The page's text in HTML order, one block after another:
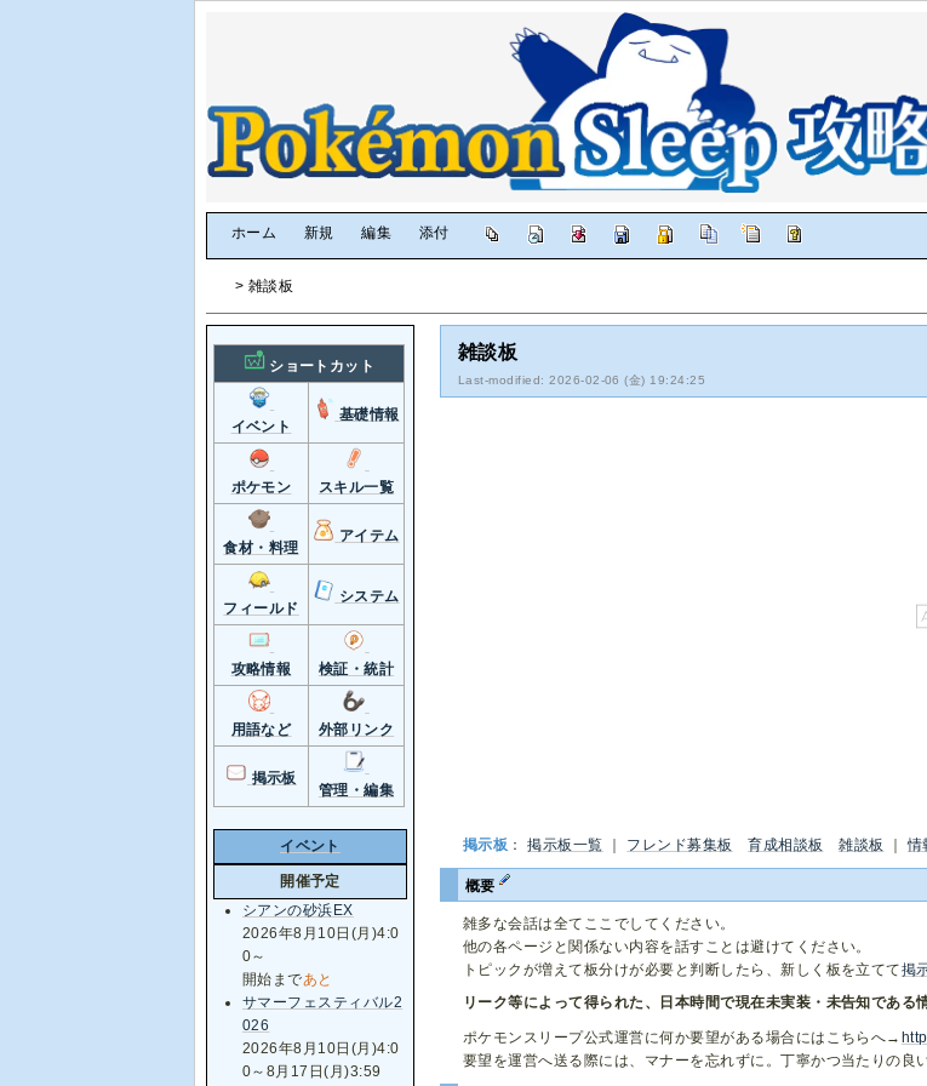
ホーム 新規 編集 添付
> 雑談板
雑談板
Last-modified: 2026-02-06 (金) 19:24:25
掲示板 ：掲示板一覧 フレンド募集板 育成相談板 雑談板 ｜情
概要
雑多な会話は全てここでしてください。
他の各ページと関係ない内容を話すことは避けてください。
トピックが増えて板分けが必要と判断したら、新しく板を立てて掲
リーク等によって得られた、日本時間で現在未実装・未告知である
ポケモンスリープ公式運営に何か要望がある場合にはこちらへ→
要望を運営へ送る際には、マナーを忘れずに。丁寧かつ当たりの良
ショートカット
イベント
基礎情報
ポケモン スキル一覧
食材・料理
アイテム
フィールド
システム
攻略情報 検証・統計
用語など 外部リンク
掲示板
管理・編集
イベント
開催予定
シアンの砂浜EX
2026年8月10日(月)4:0
0～
開始まであと
サマーフェスティバル2
026
2026年8月10日(月)4:0
0～8月17日(月)3:59